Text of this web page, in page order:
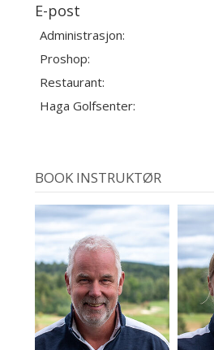
E-post
Administrasjon:
Proshop:
Restaurant:
Haga Golfsenter:
BOOK INSTRUKTØR